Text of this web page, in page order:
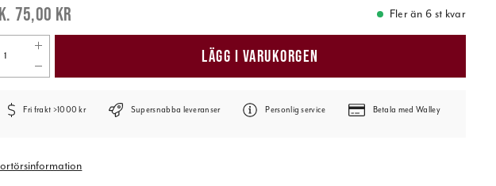
75,00 kr Fler än 6 st kvar
LÄGG I VARUKORGEN
Fri frakt >1000 kr Supersnabba leveranser Personlig service Betala med Walley